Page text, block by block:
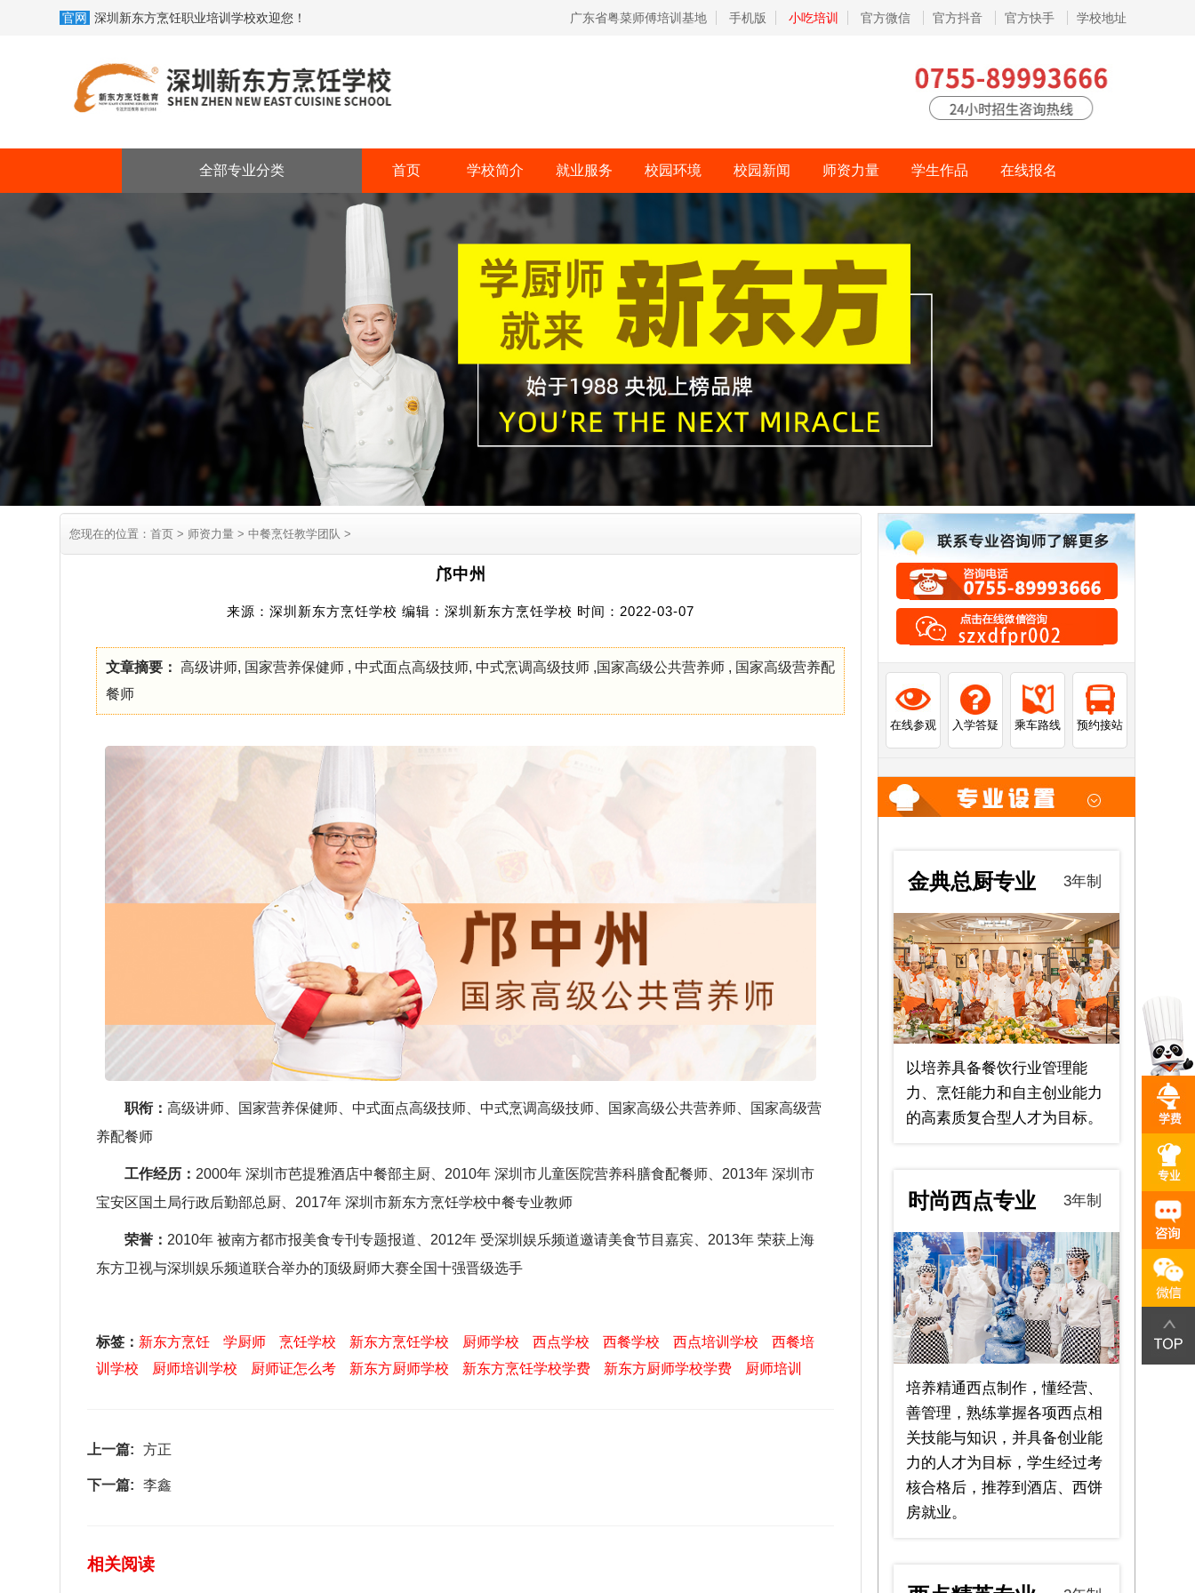
官网 深圳新东方烹饪职业培训学校欢迎您！ 广东省粤菜师傅培训基地 手机版 小吃培训 官方微信 官方抖音 官方快手 学校地址
全部专业分类 首页 学校简介 就业服务 校园环境 校园新闻 师资力量 学生作品 在线报名
您现在的位置： 首页 > 师资力量 > 中餐烹饪教学团队 >
邝中州
来源：深圳新东方烹饪学校 编辑：深圳新东方烹饪学校 时间：2022-03-07
文章摘要： 高级讲师, 国家营养保健师 , 中式面点高级技师, 中式烹调高级技师 ,国家高级公共营养师 , 国家高级营养配
餐师
职衔： 高级讲师、 国家营养保健师、 中式面点高级技师、 中式烹调高级技师、 国家高级公共营养师、
国家高级营
养配餐师
工作经历： 2000年 深圳市芭提雅酒店中餐部主厨、 2010年 深圳市儿童医院营养科膳食配餐师、 2013年 深圳市
宝安区国土局行政后勤部总厨、 2017年 深圳市新东方烹饪学校中餐专业教师
荣誉： 2010年 被南方都市报美食专刊专题报道、 2012年 受深圳娱乐频道邀请美食节目嘉宾、 2013年 荣获上海
东方卫视与深圳娱乐频道联合举办的顶级厨师大赛全国十强晋级选手
标签： 新东方烹饪 学厨师 烹饪学校 新东方烹饪学校 厨师学校 西点学校 西餐学校 西点培训学校
西餐培
训学校
厨师培训学校 厨师证怎么考 新东方厨师学校 新东方烹饪学校学费 新东方厨师学校学费 厨师培训
上一篇: 方正
下一篇: 李鑫
相关阅读
在线参观 入学答疑 乘车路线 预约接站
金典总厨专业 3年制
以培养具备餐饮行业管理能
力、烹饪能力和自主创业能力
的高素质复合型人才为目标。
时尚西点专业 3年制
培养精通西点制作，懂经营、
善管理，熟练掌握各项西点相
关技能与知识，并具备创业能
力的人才为目标，学生经过考
核合格后，推荐到酒店、西饼
房就业。